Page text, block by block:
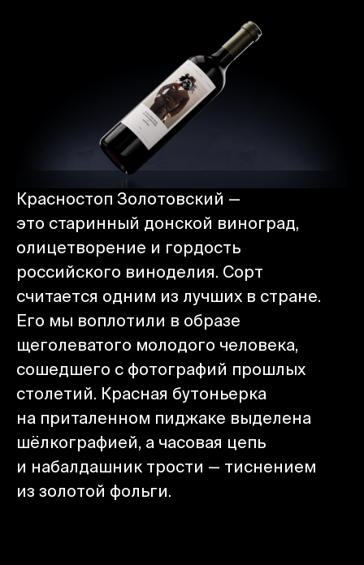
Красностоп Золотовский —
это старинный донской виноград,
олицетворение и гордость
российского виноделия. Сорт
считается одним из лучших в стране.
Его мы воплотили в образе
щеголеватого молодого человека,
сошедшего с фотографий прошлых
столетий. Красная бутоньерка
на приталенном пиджаке выделена
шёлкографией, а часовая цепь
и набалдашник трости — тиснением
из золотой фольги.